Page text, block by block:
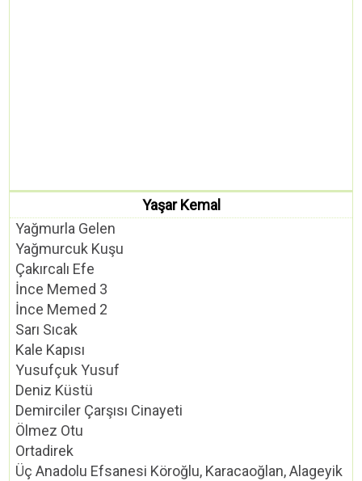
Yaşar Kemal
Yağmurla Gelen
Yağmurcuk Kuşu
Çakırcalı Efe
İnce Memed 3
İnce Memed 2
Sarı Sıcak
Kale Kapısı
Yusufçuk Yusuf
Deniz Küstü
Demirciler Çarşısı Cinayeti
Ölmez Otu
Ortadirek
Üç Anadolu Efsanesi Köroğlu, Karacaoğlan, Alageyik